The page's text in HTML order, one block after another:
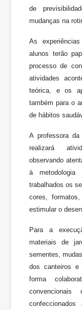
de
mudanças na
As
alunos terão
processo de
atividades
teórica, e os
também para o
de hábitos
A professora
realizará
observando
à metodologia
trabalhados os
cores,
estimular o
Para a
materiais de
sementes,
dos canteiros e
forma
convencionais